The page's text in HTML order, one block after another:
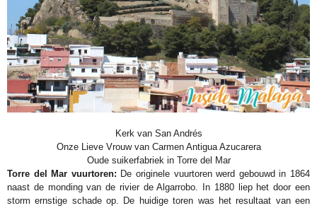
Kerk van San Andrés
Onze Lieve Vrouw van Carmen Antigua Azucarera
Oude suikerfabriek in Torre del Mar
Torre del Mar vuurtoren: De originele vuurtoren werd gebouwd in 1864
naast de monding van de rivier de Algarrobo. In 1880 liep het door een
storm ernstige schade op. De huidige toren was het resultaat van een